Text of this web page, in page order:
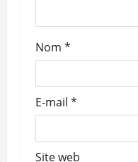
t
c
l
Nom *
E-mail *
Site web